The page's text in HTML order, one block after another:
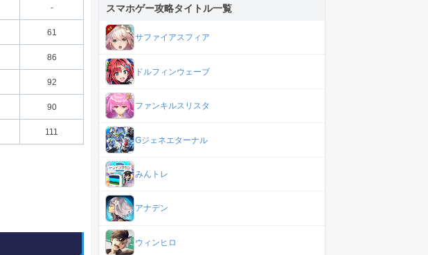
-
61
86
92
90
111
スマホゲー攻略タイトル一覧
サファイアスフィア
ドルフィンウェーブ
ファンキルスリスタ
Gジェネエターナル
みんトレ
アナデン
ウィンヒロ